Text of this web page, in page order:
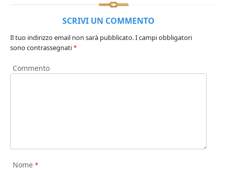
SCRIVI UN COMMENTO
Il tuo indirizzo email non sarà pubblicato.I campi obbligatori
sono contrassegnati*
Commento
Nome *